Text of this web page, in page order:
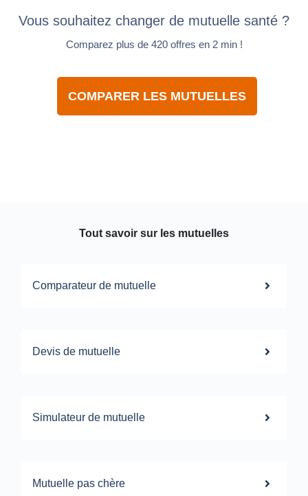
Vous souhaitez changer de mutuelle santé ?
Comparez plus de 420 offres en 2 min !
COMPARER LES MUTUELLES
Tout savoir sur les mutuelles
Comparateur de mutuelle
Devis de mutuelle
Simulateur de mutuelle
Mutuelle pas chère